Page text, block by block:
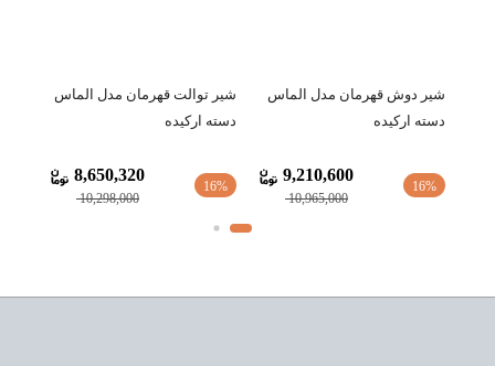
شیر دوش قهرمان مدل الماس
دسته ارکیده
16%
10,965,000
9,210,600
شیر توالت قهرمان مدل الماس
دسته ارکیده
16%
10,298,000
8,650,320